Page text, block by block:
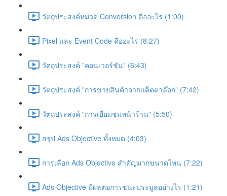
วัตถุประสงค์หมวด Conversion คืออะไร (1:00)
Pixel และ Event Code คืออะไร (8:27)
วัตถุประสงค์ "คอนเวอร์ชัน" (6:43)
วัตถุประสงค์ "การขายสินค้าจากแค็ตตาล๊อก" (7:42)
วัตถุประสงค์ "การเยี่ยมชมหน้าร้าน" (5:50)
สรุป Ads Objective ทั้งหมด (4:03)
การเลือก Ads Objective สำคัญมากขนาดไหน (7:22)
Ads Objective มีผลต่อการชนะประมูลอย่างไร (1:21)